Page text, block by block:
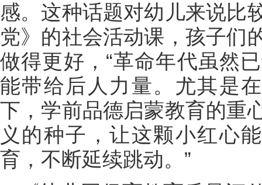
感。这种话题对幼儿来说比
党》的社会活动课，孩子们
做得更好，“革命年代虽然
能带给后人力量。尤其是
下，学前品德启蒙教育的重
义的种子，让这颗小红心
育，不断延续跳动。”